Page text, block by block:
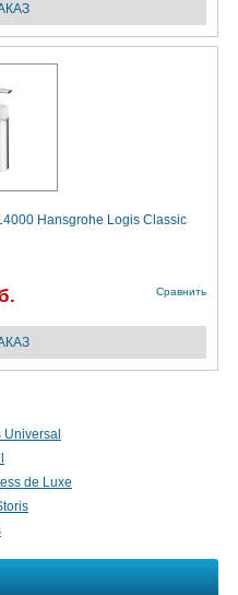
Hansgrohe Logis Classic
Сравнить
Universal
de Luxe